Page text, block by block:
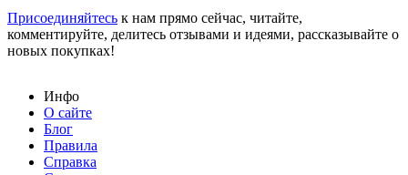
Присоединяйтесь к нам прямо сейчас, читайте,
комментируйте, делитесь отзывами и идеями, рассказывайте о
новых покупках!
Инфо
О сайте
Блог
Правила
Справка